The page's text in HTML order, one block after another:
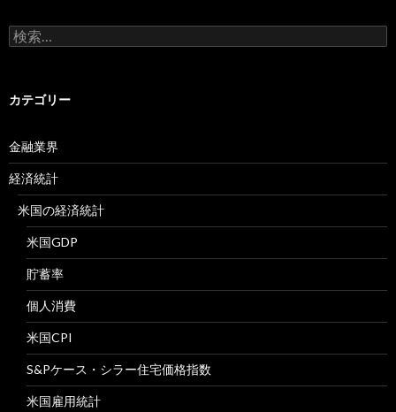
検
索:
カテゴリー
金融業界
経済統計
米国の経済統計
米国GDP
貯蓄率
個人消費
米国CPI
S&Pケース・シラー住宅価格指数
米国雇用統計